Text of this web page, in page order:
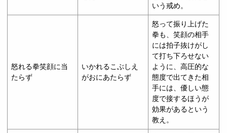
いう戒め。
怒れる拳笑顔に当
たらず
いかれるこぶしえ
がおにあたらず
怒って振り上げた
拳も、笑顔の相手
には拍子抜けがし
て打ち下ろせない
ように、高圧的な
態度で出てきた相
手には、優しい態
度で接するほうが
効果があるという
教え。